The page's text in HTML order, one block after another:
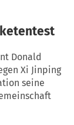
Donald
Xi Jinping
seine